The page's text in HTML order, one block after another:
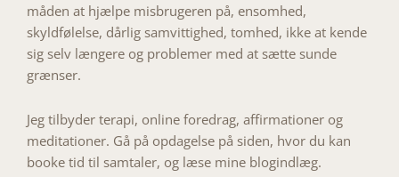
måden at hjælpe misbrugeren på, ensomhed,
skyldfølelse, dårlig samvittighed, tomhed, ikke at kende
sig selv længere og problemer med at sætte sunde
grænser.
Jeg tilbyder terapi, online foredrag, affirmationer og
meditationer. Gå på opdagelse på siden, hvor du kan
booke tid til samtaler, og læse mine blogindlæg.